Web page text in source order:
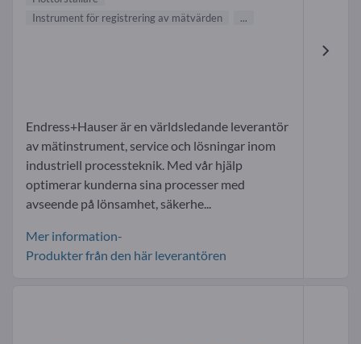
Instrument för registrering av mätvärden
...
Endress+Hauser är en världsledande leverantör
av mätinstrument, service och lösningar inom
industriell processteknik. Med vår hjälp
optimerar kunderna sina processer med
avseende på lönsamhet, säkerhe...
Mer information-
Produkter från den här leverantören